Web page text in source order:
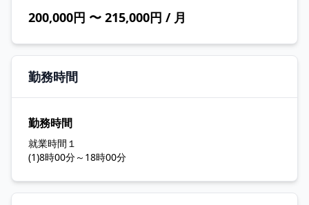
200,000円 〜 215,000円 / 月
勤務時間
勤務時間
就業時間１
(1)8時00分～18時00分